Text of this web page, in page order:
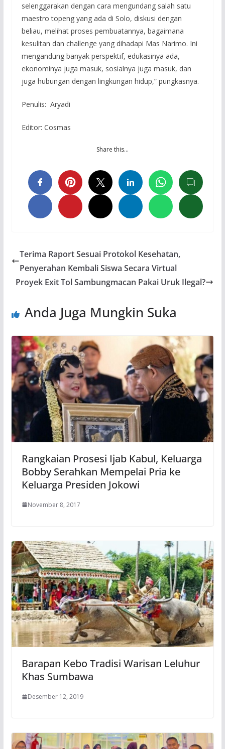
selenggarakan dengan cara mengundang salah satu
maestro topeng yang ada di Solo, diskusi dengan
beliau, melihat proses pembuatannya, bagaimana
kesulitan dan challenge yang dihadapi Mas Narimo. Ini
mengandung banyak perspektif, edukasinya ada,
ekonominya juga masuk, sosialnya juga masuk, dan
juga hubungan dengan lingkungan hidup,” pungkasnya.
Penulis: Aryadi
Editor: Cosmas
Share this…
Terima Raport Sesuai Protokol Kesehatan,
Penyerahan Kembali Siswa Secara Virtual
Proyek Exit Tol Sambungmacan Pakai Uruk Ilegal?
Anda Juga Mungkin Suka
Rangkaian Prosesi Ijab Kabul, Keluarga
Bobby Serahkan Mempelai Pria ke
Keluarga Presiden Jokowi
November 8, 2017
Barapan Kebo Tradisi Warisan Leluhur
Khas Sumbawa
Desember 12, 2019